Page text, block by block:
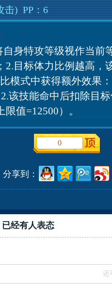
击) PP：6
自身特攻等级视作当前
2.目标体力比例越高，
模式中获得额外效果
该技能命中后扣除目
值=12500）。
0
分享到：
经有人表态
还